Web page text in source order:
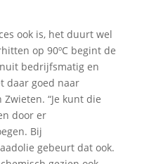
ook is, het duurt wel
op 90ºC begint de
bedrijfsmatig en
daar goed naar
“Je kunt die
door er
Bij
gebeurt dat ook.